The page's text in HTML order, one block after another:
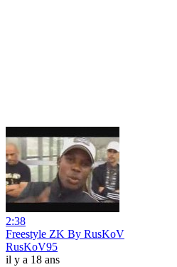
2:38
Freestyle ZK By RusKoV
RusKoV95
il y a 18 ans